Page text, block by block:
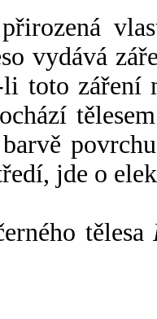
vydává
toto záření
jde o
tělesa